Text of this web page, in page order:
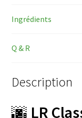
Ingrédients
Q & R
Description
🌆 LR